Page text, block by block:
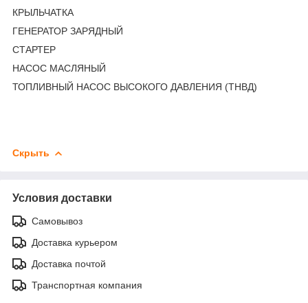
КРЫЛЬЧАТКА
ГЕНЕРАТОР ЗАРЯДНЫЙ
СТАРТЕР
НАСОС МАСЛЯНЫЙ
ТОПЛИВНЫЙ НАСОС ВЫСОКОГО ДАВЛЕНИЯ (ТНВД)
Скрыть
Условия доставки
Самовывоз
Доставка курьером
Доставка почтой
Транспортная компания